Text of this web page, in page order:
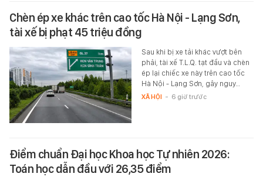
Chèn ép xe khác trên cao tốc Hà Nội - Lạng Sơn,
tài xế bị phạt 45 triệu đồng
Sau khi bị xe tải khác vượt bên
phải, tài xế T.L.Q. tạt đầu và chèn
ép lại chiếc xe này trên cao tốc
Hà Nội - Lạng Sơn, gây nguy…
XÃ HỘI - 6 giờ trước
Điểm chuẩn Đại học Khoa học Tự nhiên 2026:
Toán học dẫn đầu với 26,35 điểm